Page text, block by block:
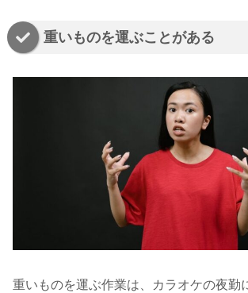
重いものを運ぶことがある
重いものを運ぶ作業は、カラオケの夜勤